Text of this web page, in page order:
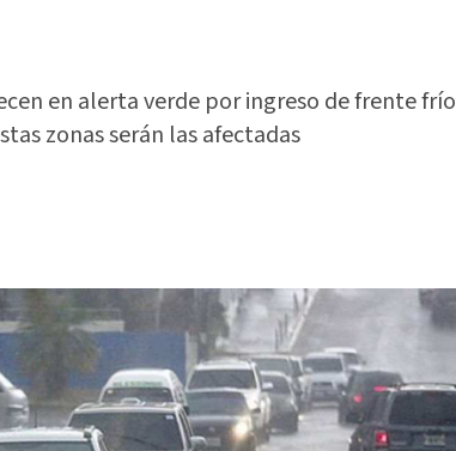
en alerta verde por ingreso de frente frío
zonas serán las afectadas